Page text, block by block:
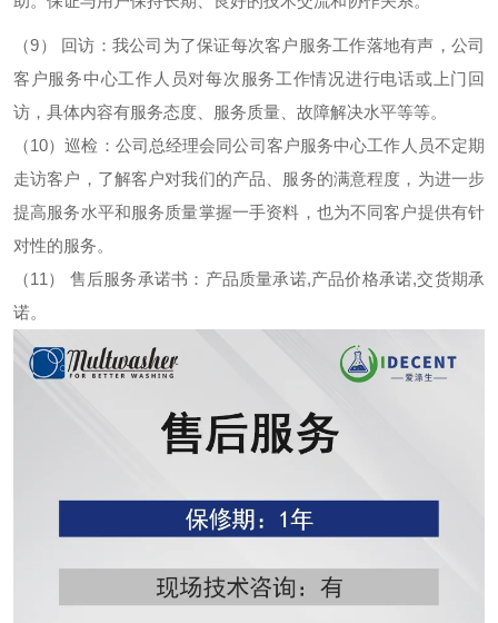
（9）
回访：我公司为了保证每次客户服务工作落地有声，公司
客户服务中心工作人员对每次服务工作情况进行电话或上门回
访，具体内容有服务态度、服务质量、故障解决水平等等。
（10）巡检：公司总经理会同公司客户服务中心工作人员不定期
走访客户，了解客户对我们的产品、服务的满意程度，为进一步
提高服务水平和服务质量掌握一手资料，也为不同客户提供有针
对性的服务。
（11 ） 售后服务承诺书：产品质量承诺,产品价格承诺,交货期承
诺。